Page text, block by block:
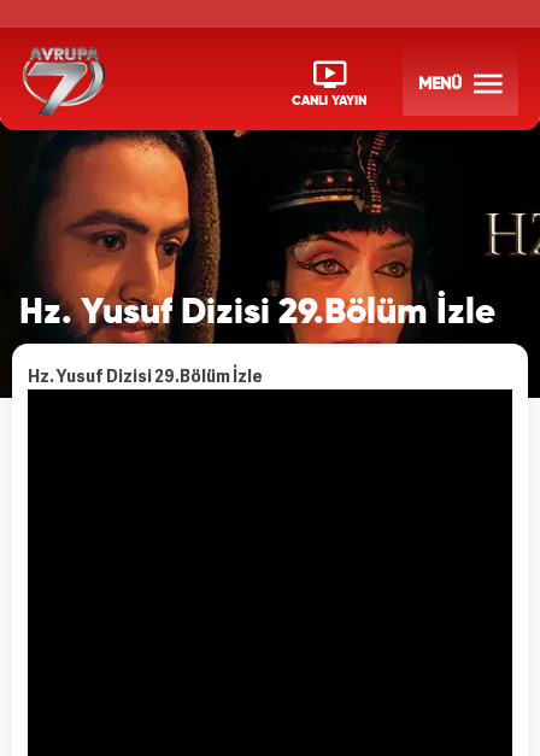
CANLI YAYIN
MENÜ
Hz. Yusuf Dizisi 29.Bölüm İzle
Hz. Yusuf Dizisi 29.Bölüm İzle